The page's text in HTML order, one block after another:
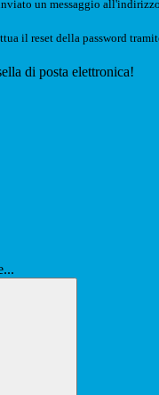
un messaggio
il reset della password
di posta elettronica!